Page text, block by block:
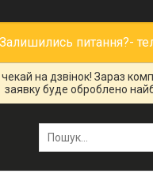
Залишились питання?-
на дзвінок! Зараз
заявку буде оброблено